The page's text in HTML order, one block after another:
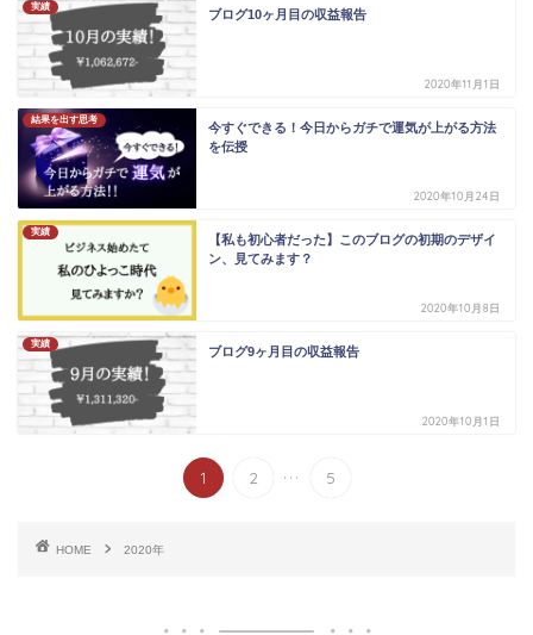
実績
ブログ10ヶ月目の収益報告
2020年11月1日
結果を出す思考
今すぐできる！今日からガチで運気が上がる方法
を伝授
2020年10月24日
実績
【私も初心者だった】このブログの初期のデザイ
ン、見てみます？
2020年10月8日
実績
ブログ9ヶ月目の収益報告
2020年10月1日
1 2 ... 5
HOME 2020年